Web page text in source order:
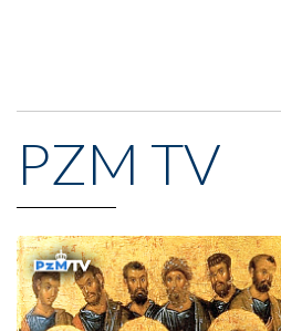
PZM TV